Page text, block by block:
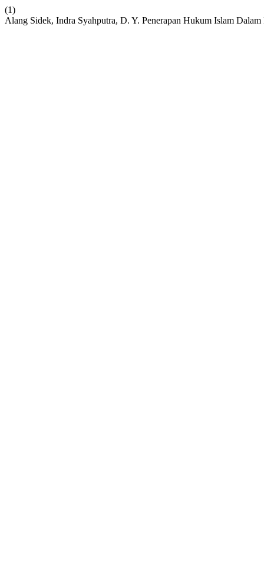
(1)
Alang Sidek, Indra Syahputra, D. Y. Penerapan Hukum Islam